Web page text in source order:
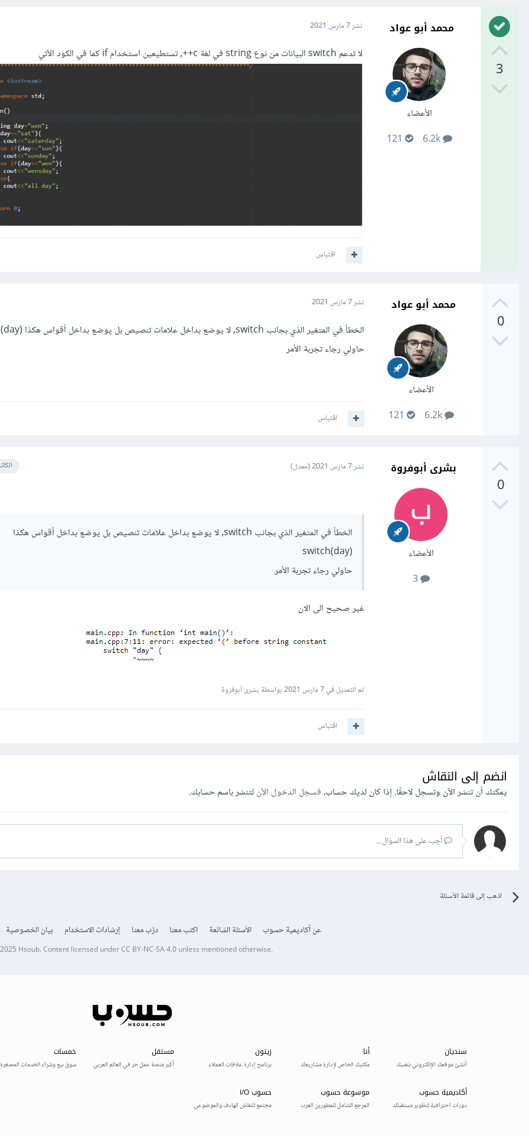
3
محمد أبو عواد
الأعضاء
6.2k
نشر7 مارس 2021
لا تدعم switch البيانات من نوع string في لغة c++, تستطيعين استخدام if كما في الكود الآتي
اقتباس
0
محمد أبو عواد
الأعضاء
6.2k
نشر7 مارس 2021
الخطأ في المتغير الذي بجانب switch, لا يوضع بداخل علامات تنصيص بل يوضع بداخل أقواس هكذا switch(day)
حاولي رجاء تجربة الأمر
اقتباس
0
بشرى أبوفروة
الأعضاء
3
نشر7 مارس 2021 (معدل)
الخطأ في المتغير الذي بجانب switch, لا يوضع بداخل علامات تنصيص بل يوضع بداخل أقواس هكذا
switch(day)
حاولي رجاء تجربة الأمر
غير صحيح الى الان
تم التعديل في7 مارس 2021 بواسطة بشرى أبوفروة
اقتباس
انضم إلى النقاش
يمكنك أن تنشر الآن وتسجل لاحقًا. إذا كان لديك حساب،فسجل الدخول الآنلتنشر باسم حسابك.
أجب على هذا السؤال...
اذهب إلى قائمة الأسئلة
عن أكاديمية حسوب الأسئلة الشائعة اكتب معنا درّب معنا إرشادات الاستخدام بيان الخصوصية
Hsoub.Content licensed underCC BY-NC-SA 4.0unless mentioned otherwise.